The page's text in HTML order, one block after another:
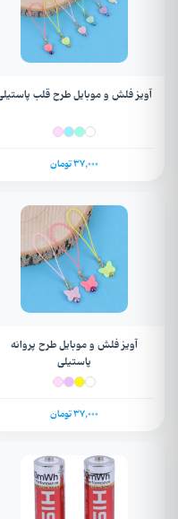
آویز فلش و موبایل طرح قلب
37,000 تومان
آویز فلش و موبایل طرح پروانه
پاستیلی
37,000 تومان